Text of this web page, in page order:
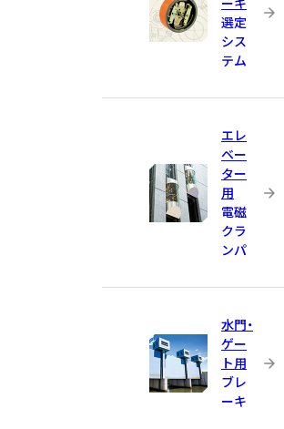
選定
シス
テム
エレ
ベー
ター
用
電磁
クラ
ンパ
水門・
ゲー
ト用
ブレ
ーキ